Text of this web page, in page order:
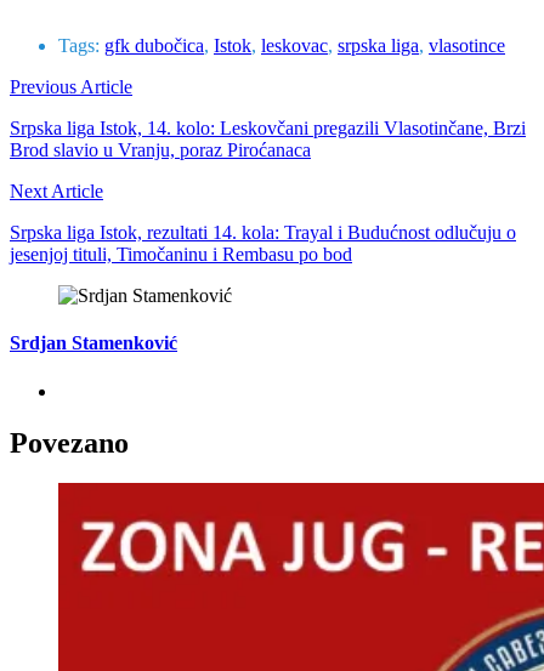
Tags: gfk dubočica, Istok, leskovac, srpska liga, vlasotince
Previous Article
Srpska liga Istok, 14. kolo: Leskovčani pregazili Vlasotinčane, Brzi
Brod slavio u Vranju, poraz Piroćanaca
Next Article
Srpska liga Istok, rezultati 14. kola: Trayal i Budućnost odlučuju o
jesenjoj tituli, Timočaninu i Rembasu po bod
Srdjan Stamenković
Povezano